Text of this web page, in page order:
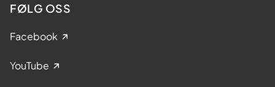
FØLG OSS
Facebook
YouTube